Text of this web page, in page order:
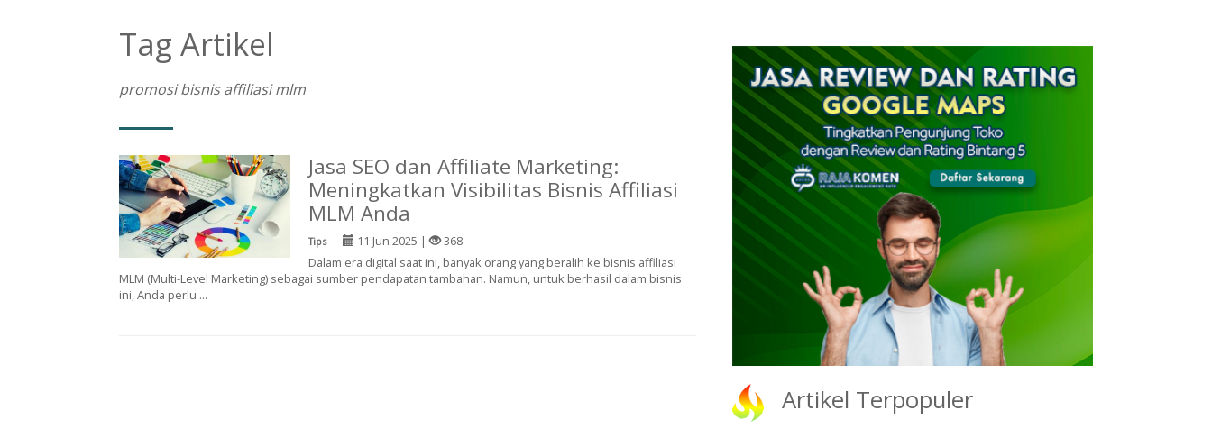
Tag Artikel
promosi bisnis affiliasi mlm
Jasa SEO dan Affiliate Marketing:
Meningkatkan Visibilitas Bisnis Affiliasi
MLM Anda
Tips 11 Jun 2025 |
368
Dalam era digital saat ini, banyak orang yang beralih ke bisnis affiliasi
MLM (Multi-Level Marketing) sebagai sumber pendapatan tambahan. Namun, untuk berhasil dalam bisnis
ini, Anda perlu ...
Artikel Terpopuler